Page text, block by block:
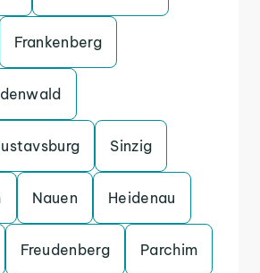
Frankenberg
Sinzig
Nauen Heidenau
Freudenberg Parchim